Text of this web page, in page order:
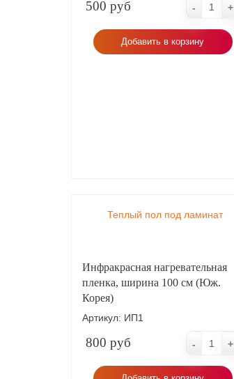
500 руб - +
Добавить в корзину
Теплый пол под ламинат
Инфракрасная нагревательная
пленка, ширина 100 см (Юж.
Корея)
Артикул: ИП1
800 руб - +